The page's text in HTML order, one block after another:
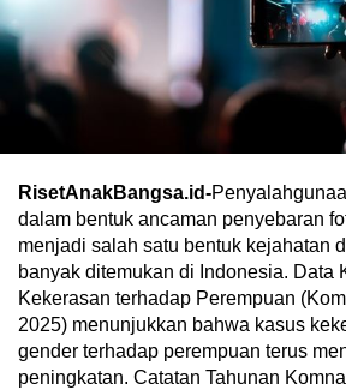
RisetAnakBangsa.id-
dalam bentuk ancaman penyebaran
menjadi salah satu bentuk kejahatan
banyak ditemukan di Indonesia. Data
Kekerasan terhadap Perempuan
2025) menunjukkan bahwa kasus
gender terhadap perempuan terus
peningkatan. Catatan Tahunan